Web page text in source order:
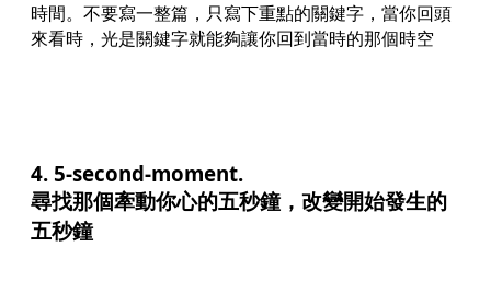
時間。不要寫一整篇，只寫下重點的關鍵字，當你回頭
來看時，光是關鍵字就能夠讓你回到當時的那個時空
4. 5-second-moment.
尋找那個牽動你心的五秒鐘，改變開始發生的
五秒鐘